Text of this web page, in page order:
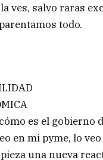
ves, salvo raras
todo.
es el gobierno
en mi pyme, lo
una nueva